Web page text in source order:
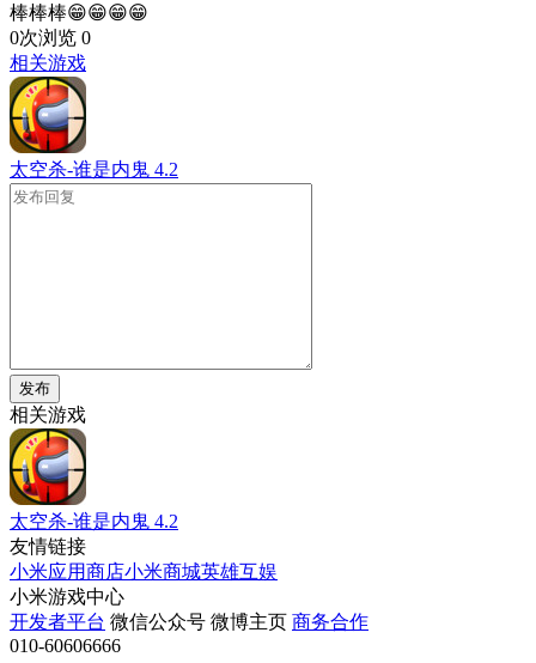
棒棒棒😁😁😁😁
0次浏览 0
相关游戏
太空杀-谁是内鬼 4.2
发布
相关游戏
太空杀-谁是内鬼 4.2
友情链接
小米应用商店小米商城英雄互娱
小米游戏中心
开发者平台 微信公众号 微博主页 商务合作
010-60606666